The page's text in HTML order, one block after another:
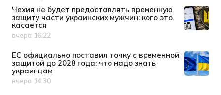
Чехия не будет предоставлять временную
защиту части украинских мужчин: кого это
касается
Дата публикации
вчера 16:22
ЕС официально поставил точку с временной
защитой до 2028 года: что надо знать
украинцам
Дата публикации
вчера 14:30